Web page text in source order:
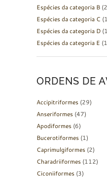
Espécies da categoria B
Espécies da categoria C
Espécies da categoria D
Espécies da categoria E
ORDENS DE
Accipitriformes (29)
Anseriformes (47)
Apodiformes (6)
Bucerotiformes (1)
Caprimulgiformes (2)
Charadriiformes (112)
Ciconiiformes (3)